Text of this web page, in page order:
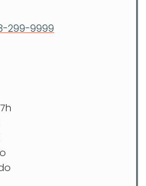
299-9999